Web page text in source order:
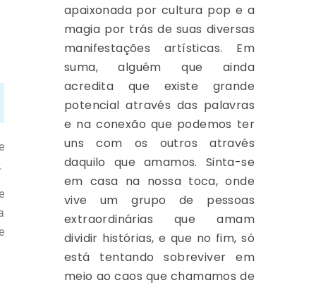
apaixonada por cultura pop e a
magia por trás de suas diversas
manifestações artísticas. Em
suma, alguém que ainda
acredita que existe grande
potencial através das palavras
e na conexão que podemos ter
uns com os outros através
daquilo que amamos. Sinta-se
em casa na nossa toca, onde
vive um grupo de pessoas
extraordinárias que amam
dividir histórias, e que no fim, só
está tentando sobreviver em
meio ao caos que chamamos de